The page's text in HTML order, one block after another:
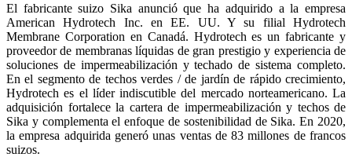
El fabricante suizo Sika anunció que ha adquirido a la empresa
American Hydrotech Inc. en EE. UU. Y su filial Hydrotech
Membrane Corporation en Canadá. Hydrotech es un fabricante y
proveedor de membranas líquidas de gran prestigio y experiencia de
soluciones de impermeabilización y techado de sistema completo.
En el segmento de techos verdes / de jardín de rápido crecimiento,
Hydrotech es el líder indiscutible del mercado norteamericano. La
adquisición fortalece la cartera de impermeabilización y techos de
Sika y complementa el enfoque de sostenibilidad de Sika. En 2020,
la empresa adquirida generó unas ventas de 83 millones de francos
suizos.